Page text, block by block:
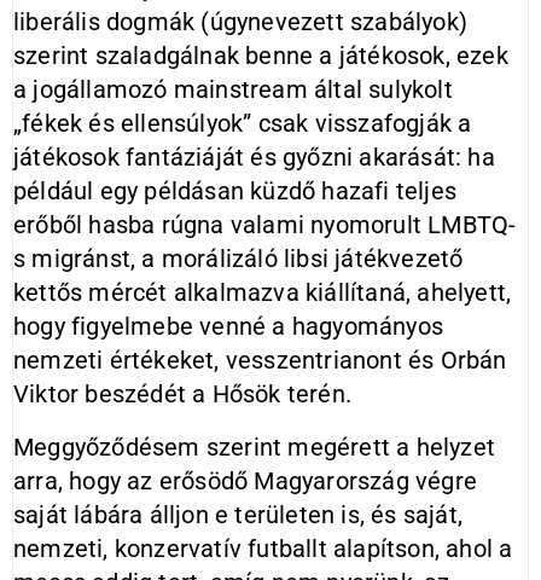
liberális dogmák (úgynevezett szabályok)
szerint szaladgálnak benne a játékosok, ezek
a jogállamozó mainstream által sulykolt
„fékek és ellensúlyok” csak visszafogják a
játékosok fantáziáját és győzni akarását: ha
például egy példásan küzdő hazafi teljes
erőből hasba rúgna valami nyomorult LMBTQ-
s migránst, a morálizáló libsi játékvezető
kettős mércét alkalmazva kiállítaná, ahelyett,
hogy figyelmebe venné a hagyományos
nemzeti értékeket, vesszentrianont és Orbán
Viktor beszédét a Hősök terén.
Meggyőződésem szerint megérett a helyzet
arra, hogy az erősödő Magyarország végre
saját lábára álljon e területen is, és saját,
nemzeti, konzervatív futballt alapítson, ahol a